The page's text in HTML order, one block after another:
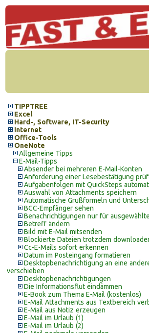
TIPPTREE
Excel
Hard-, Software, IT-Security
Internet
Office-Tools
OneNote
Allgemeine Tipps
E-Mail-Tipps
Absender bei mehreren E-Mail-Konten
Anforderung einer Lesebestätigung
Aufgabenfolgen mit QuickSteps
Auswahl von Attachments speichern
Automatische Grußformeln und
BCC-Empfänger sehen
Benachrichtigungen nur für
Betreff ändern
Bild mit E-Mail mitsenden
Blockierte Dateien trotzdem
Cc-E-Mails sofort erkennen
Datum im Posteingang formatieren
Desktopbenachrichtigung an eine
verschieben
Desktopbenachrichtigungen
Die Informationsflut eindämmen
E-Book zum Thema E-Mail (kostenlos)
E-Mail Attachments aus Textbereich
E-Mail aus Notiz erzeugen
E-Mail im Urlaub (1)
E-Mail im Urlaub (2)